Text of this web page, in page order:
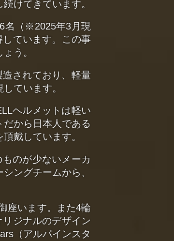
けてきています。
名（※2025年3月現
ています。この事
う。
されており、軽量
ています。
ヘルメットは軽い
から日本人である
戴しています。
のが少ないメーカ
ングチームから、
座います。また4輪
ジナルのデザイン
（アルパインスタ